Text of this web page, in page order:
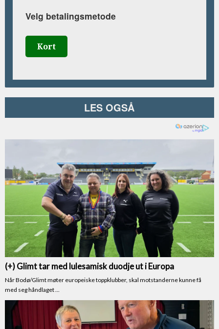
Velg betalingsmetode
Kort
LES OGSÅ